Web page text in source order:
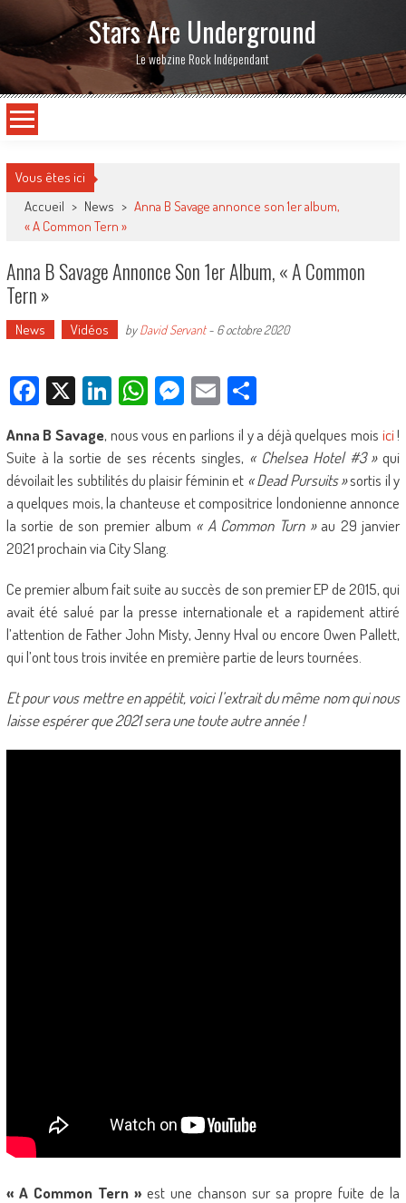
Stars Are Underground
Le webzine Rock Indépendant
Vous êtes ici
Accueil > News > Anna B Savage annonce son 1er album,
« A Common Tern »
Anna B Savage Annonce Son 1er Album, « A Common
Tern »
News Vidéos byDavid Servant- 6 octobre 2020
Facebook
X LinkedIn
WhatsApp
Messenger
EmailPartager
Anna B Savage, nous vous en parlions il y a déjà quelques mois ici!
Suite à la sortie de ses récents singles, « Chelsea Hotel #3 »qui
dévoilait les subtilités du plaisir féminin et « Dead Pursuits »sortis il y
a quelques mois, la chanteuse et compositrice londonienne annonce
la sortie de son premier album « A Common Turn »au 29 janvier
2021 prochain via City Slang.
Ce premier album fait suite au succès de son premier EP de 2015, qui
avait été salué par la presse internationale et a rapidement attiré
l’attention de Father John Misty, Jenny Hval ou encore Owen Pallett,
qui l’ont tous trois invitée en première partie de leurs tournées.
Et pour vous mettre en appétit, voici l’extrait du même nom qui nous
laisse espérer que 2021 sera une toute autre année !
« A Common Tern »est une chanson sur sa propre fuite de la